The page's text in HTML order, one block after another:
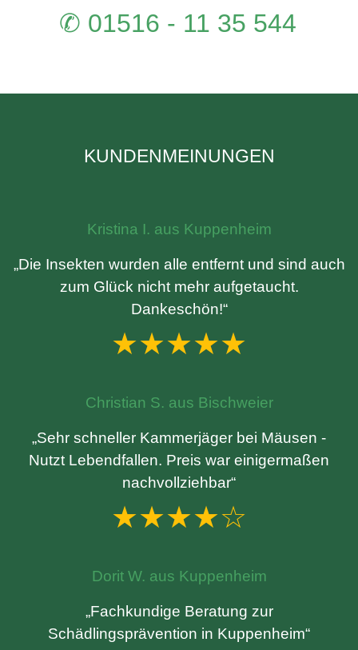
✆ 01516 - 11 35 544
KUNDENMEINUNGEN
Kristina I. aus Kuppenheim
„Die Insekten wurden alle entfernt und sind auch
zum Glück nicht mehr aufgetaucht.
Dankeschön!“
★★★★★
Christian S. aus Bischweier
„Sehr schneller Kammerjäger bei Mäusen -
Nutzt Lebendfallen. Preis war einigermaßen
nachvollziehbar“
★★★★☆
Dorit W. aus Kuppenheim
„Fachkundige Beratung zur
Schädlingsprävention in Kuppenheim“